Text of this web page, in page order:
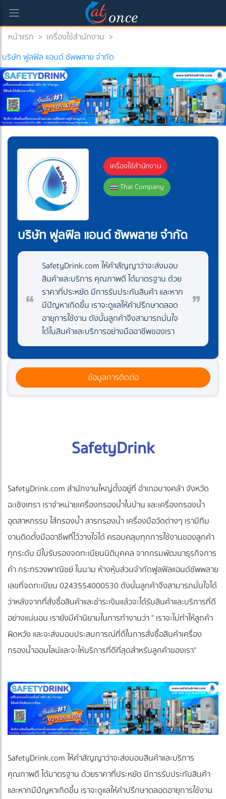
หน้าแรก > เครื่องใช้สำนักงาน >
บริษัท ฟูลฟิล แอนด์ ซัพพลาย จำกัด
เครื่องใช้สำนักงาน
Thai Company
บริษัท ฟูลฟิล แอนด์ ซัพพลาย จำกัด
SafetyDrink.com ให้คำสัญญาว่าจะส่งมอบ
สินค้าและบริการ คุณภาพดี ได้มาตรฐาน ด้วย
ราคาที่ประหยัด มีการรับประกันสินค้า และหาก
มีปัญหาเกิดขึ้น เราจะดูแลให้คำปรึกษาตลอด
อายุการใช้งาน ดังนั้นลูกค้าจึงสามารถมั่นใจ
ได้ในสินค้าและบริการอย่างมืออาชีพของเรา
ข้อมูลการติดต่อ
SafetyDrink
SafetyDrink.com สำนักงานใหญ่ตั้งอยู่ที่ อำเภอบางคล้า จังหวัด
ฉะเชิงเทรา เราจำหน่ายเครื่องกรองน้ำในบ้าน และเครื่องกรองน้ำ
อุตสาหกรรม ไส้กรองน้ำ สารกรองน้ำ เครื่องมือวัดต่างๆ เรามีทีม
งานติดตั้งมืออาชีพที่ไว้วางใจได้ ครอบคลุมทุกการใช้งานของลูกค้า
ทุกระดับ มีใบรับรองจดทะเบียนนิติบุคคล จากกรมพัฒนาธุรกิจการ
ค้า กระทรวงพาณิชย์ ในนาม ห้างหุ้นส่วนจำกัดฟูลฟิลแอนด์ซัพพลาย
เลขที่จดทะเบียน 0243554000530 ดังนั้นลูกค้าจึงสามารถมั่นใจได้
ว่าหลังจากที่สั่งซื้อสินค้าและชำระเงินแล้วจะได้รับสินค้าและบริการที่ดี
อย่างแน่นอน เรายังมีคำนิยามในการทำงานว่า " เราจะไม่ทำให้ลูกค้า
ผิดหวัง และจะส่งมอบประสบการณ์ที่ดีในการสั่งซื้อสินค้าเครื่อง
กรองน้ำออนไลน์และจะให้บริการที่ดีที่สุดสำหรับลูกค้าของเรา"
SafetyDrink.com ให้คำสัญญาว่าจะส่งมอบสินค้าและบริการ
คุณภาพดี ได้มาตรฐาน ด้วยราคาที่ประหยัด มีการรับประกันสินค้า
และหากมีปัญหาเกิดขึ้น เราจะดูแลให้คำปรึกษาตลอดอายุการใช้งาน